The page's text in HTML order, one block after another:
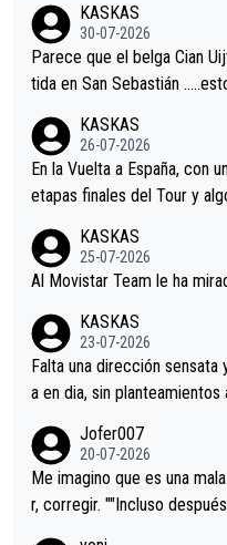
s.La única buena noticia es
astian.Si en la Vuelta a
er alguna sorpresa en la
KASKAS
30-07-2026
Parece que el belga Cian
tida en San Sebastián
KASKAS
26-07-2026
En la Vuelta a España, con
etapas finales del Tour y
KASKAS
25-07-2026
Al Movistar Team le ha
KASKAS
23-07-2026
Falta una dirección sensata
a en dia, sin
Minguez, Velez etc etc.Me
tristes sin victorias.
Jofer007
20-07-2026
Me imagino que es una
r, corregir. ""Incluso